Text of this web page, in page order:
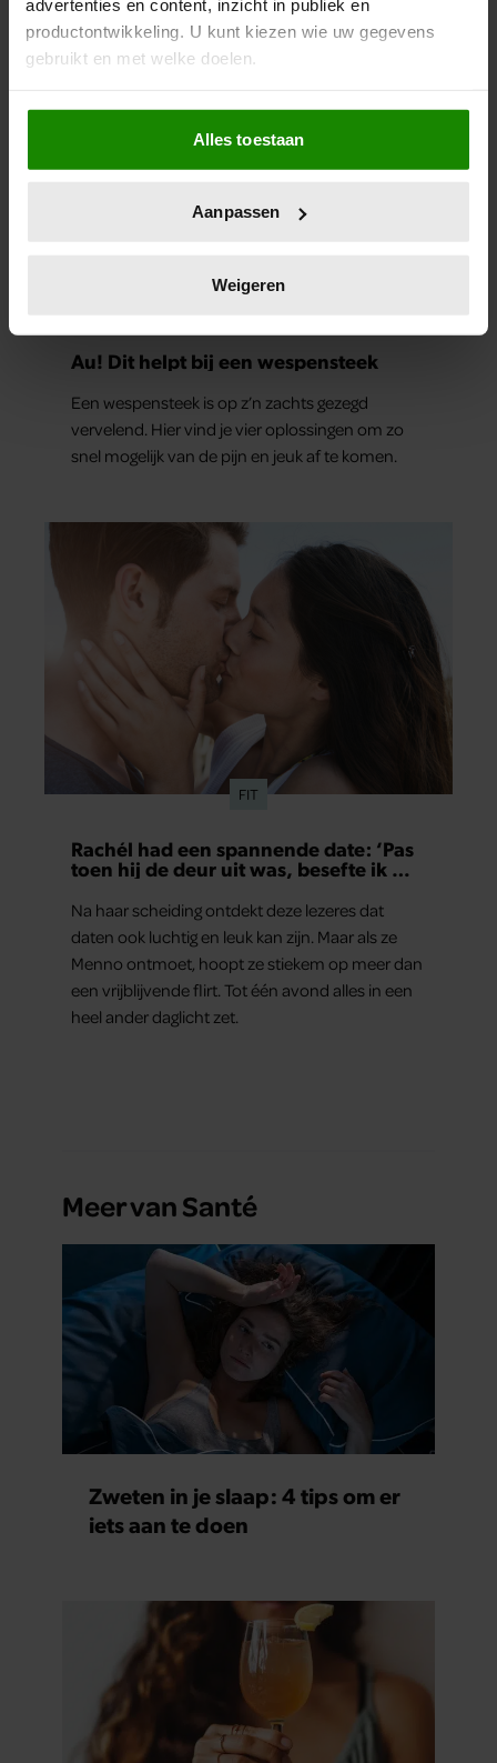
advertenties en content, inzicht in publiek en
productontwikkeling. U kunt kiezen wie uw gegevens
gebruikt en met welke doelen.
Als u het toestaat, willen we ook graag:
Informatie verzamelen over uw geografische
locatie, die tot een paar meter nauwkeurig kan zijn
scannen op specifieke eigenschappen (fingerprinting)
verwerkt en stel uw voorkeuren in het
intrekken in de Cookieverklaring.
personaliseren, om functies voor social media te bieden
en om ons websiteverkeer te analyseren. Ook delen we
informatie over uw gebruik van onze site met onze
partners kunnen deze gegevens combineren met andere
informatie die u aan ze heeft verstrekt of die ze hebben
verzameld op basis van uw gebruik van hun services. U
gaat akkoord met onze cookies als u onze website blijft
Alles toestaan
Aanpassen
Weigeren
Au! Dit helpt bij een wespensteek
Een wespensteek is op z’n zachts gezegd
vervelend. Hier vind je vier oplossingen om zo
snel mogelijk van de pijn en jeuk af te komen.
FIT
Rachél had een spannende date: ‘Pas
toen hij de deur uit was, besefte ik wat
Na haar scheiding ontdekt deze lezeres dat
daten ook luchtig en leuk kan zijn. Maar als ze
Menno ontmoet, hoopt ze stiekem op meer dan
een vrijblijvende flirt. Tot één avond alles in een
heel ander daglicht zet.
Meer van Santé
Zweten in je slaap: 4 tips om er
iets aan te doen